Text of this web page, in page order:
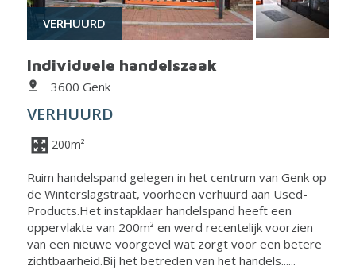
VERHUURD
Individuele handelszaak
3600 Genk
VERHUURD
200m²
Ruim handelspand gelegen in het centrum van Genk op
de Winterslagstraat, voorheen verhuurd aan Used-
Products.Het instapklaar handelspand heeft een
oppervlakte van 200m² en werd recentelijk voorzien
van een nieuwe voorgevel wat zorgt voor een betere
zichtbaarheid.Bij het betreden van het handels......